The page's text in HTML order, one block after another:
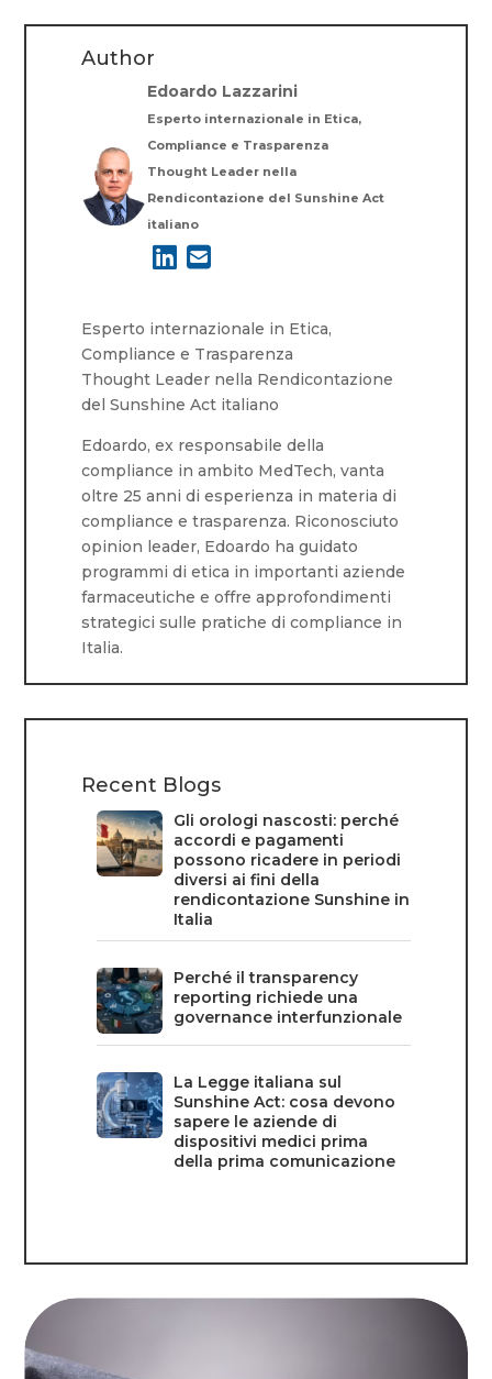
Author
Edoardo Lazzarini
Esperto internazionale in Etica,
Compliance e Trasparenza
Thought Leader nella
Rendicontazione del Sunshine Act
italiano
Esperto internazionale in Etica,
Compliance e Trasparenza
Thought Leader nella Rendicontazione
del Sunshine Act italiano
Edoardo, ex responsabile della
compliance in ambito MedTech, vanta
oltre 25 anni di esperienza in materia di
compliance e trasparenza. Riconosciuto
opinion leader, Edoardo ha guidato
programmi di etica in importanti aziende
farmaceutiche e offre approfondimenti
strategici sulle pratiche di compliance in
Italia.
Recent Blogs
Gli orologi nascosti: perché
accordi e pagamenti
possono ricadere in periodi
diversi ai fini della
rendicontazione Sunshine in
Italia
Perché il transparency
reporting richiede una
governance interfunzionale
La Legge italiana sul
Sunshine Act: cosa devono
sapere le aziende di
dispositivi medici prima
della prima comunicazione